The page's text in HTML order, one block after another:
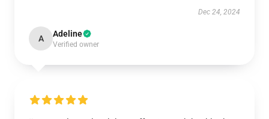
Dec 24, 2024
A Adeline
Verified owner